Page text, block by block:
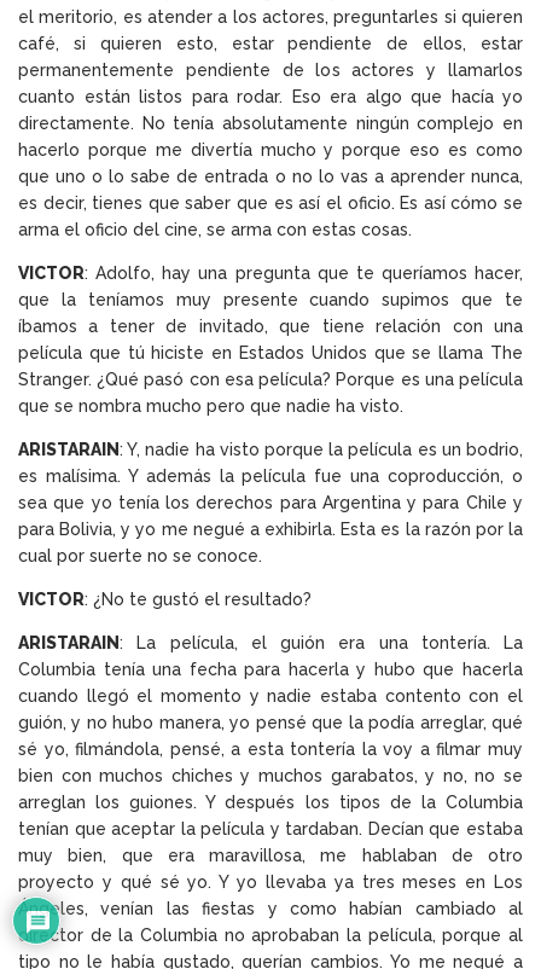
el meritorio, es atender a los actores, preguntarles si quieren
café, si quieren esto, estar pendiente de ellos, estar
permanentemente pendiente de los actores y llamarlos
cuanto están listos para rodar. Eso era algo que hacía yo
directamente. No tenía absolutamente ningún complejo en
hacerlo porque me divertía mucho y porque eso es como
que uno o lo sabe de entrada o no lo vas a aprender nunca,
es decir, tienes que saber que es así el oficio. Es así cómo se
arma el oficio del cine, se arma con estas cosas.
VICTOR: Adolfo, hay una pregunta que te queríamos hacer,
que la teníamos muy presente cuando supimos que te
íbamos a tener de invitado, que tiene relación con una
película que tú hiciste en Estados Unidos que se llama The
Stranger. ¿Qué pasó con esa película? Porque es una película
que se nombra mucho pero que nadie ha visto.
ARISTARAIN: Y, nadie ha visto porque la película es un bodrio,
es malísima. Y además la película fue una coproducción, o
sea que yo tenía los derechos para Argentina y para Chile y
para Bolivia, y yo me negué a exhibirla. Esta es la razón por la
cual por suerte no se conoce.
VICTOR: ¿No te gustó el resultado?
ARISTARAIN: La película, el guión era una tontería. La
Columbia tenía una fecha para hacerla y hubo que hacerla
cuando llegó el momento y nadie estaba contento con el
guión, y no hubo manera, yo pensé que la podía arreglar, qué
sé yo, filmándola, pensé, a esta tontería la voy a filmar muy
bien con muchos chiches y muchos garabatos, y no, no se
arreglan los guiones. Y después los tipos de la Columbia
tenían que aceptar la película y tardaban. Decían que estaba
muy bien, que era maravillosa, me hablaban de otro
proyecto y qué sé yo. Y yo llevaba ya tres meses en Los
Ángeles, venían las fiestas y como habían cambiado al
director de la Columbia no aprobaban la película, porque al
tipo no le había gustado, querían cambios. Yo me negué a